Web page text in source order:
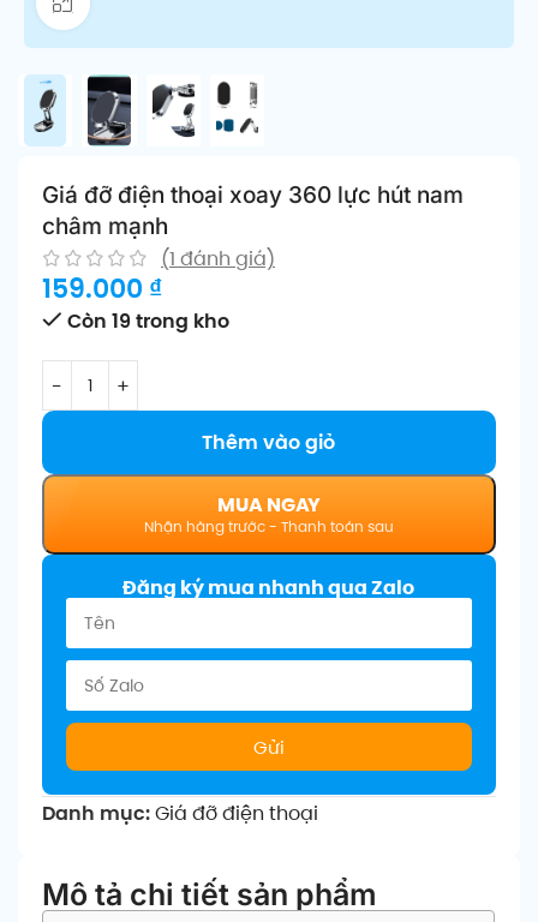
Giá đỡ điện thoại xoay 360 lực hút nam
châm mạnh
(1 đánh giá)
159.000 ₫
Còn 19 trong kho
Thêm vào giỏ
MUA NGAY
Đăng ký mua nhanh qua Zalo
Gửi
Danh mục:Giá đỡ điện thoại
Mô tả chi tiết sản phẩm